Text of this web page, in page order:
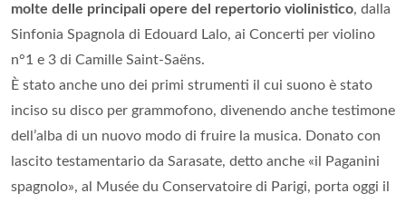
molte delle principali opere del repertorio violinistico, dalla
Sinfonia Spagnola di Edouard Lalo, ai Concerti per violino
n°1 e 3 di Camille Saint-Saëns.
È stato anche uno dei primi strumenti il cui suono è stato
inciso su disco per grammofono, divenendo anche testimone
dell’alba di un nuovo modo di fruire la musica. Donato con
lascito testamentario da Sarasate, detto anche «il Paganini
spagnolo», al Musée du Conservatoire di Parigi, porta oggi il